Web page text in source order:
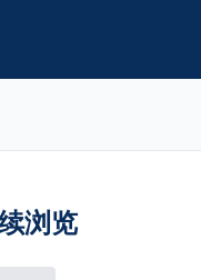
浏览